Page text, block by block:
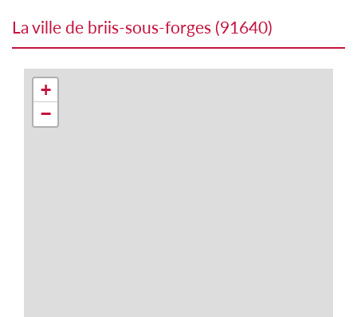
la ville de briis-sous-forges (91640)
+
−